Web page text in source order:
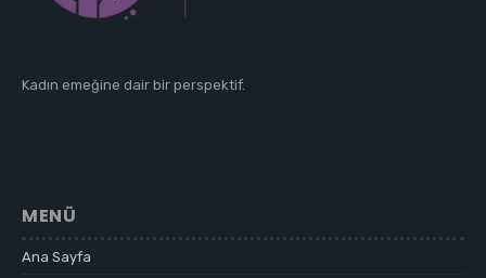
Kadın emeğine dair bir perspektif.
MENÜ
Ana Sayfa